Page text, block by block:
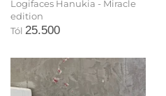
Logifaces Hanukia - Miracle
edition
Tól 25.500